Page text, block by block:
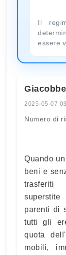
Il
essere
2025-05-07
Numero di
Quando
beni e
trasferiti
parenti di
tutti gli
quota
mobili,